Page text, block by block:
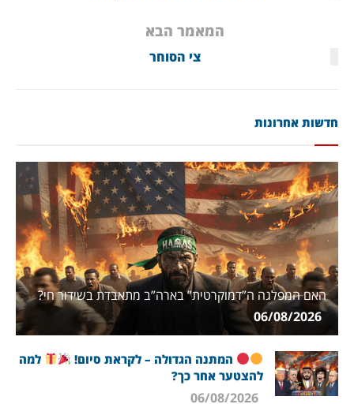
המאמר הבא
צי הסוחר
חדשות אחרונות
האם המפלגה ה”דמוקרטית” בארה”ב מתאבדת בשידור חי?
06/08/2026
המתנה הגדולה – לקראת סיום!
למה
להצטער אחר כך?